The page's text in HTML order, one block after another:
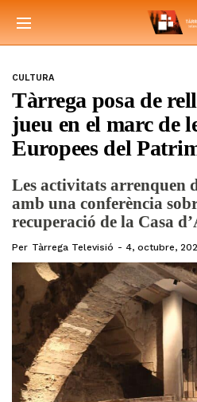
CULTURA
Tàrrega posa de
jueu en el marc de
Europees del
Les activitats arrenquen
amb una conferència
recuperació de la Casa
Per Tàrrega Televisió 4, octubre,